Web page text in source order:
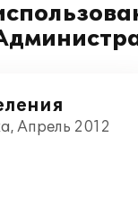
Апрель 2012